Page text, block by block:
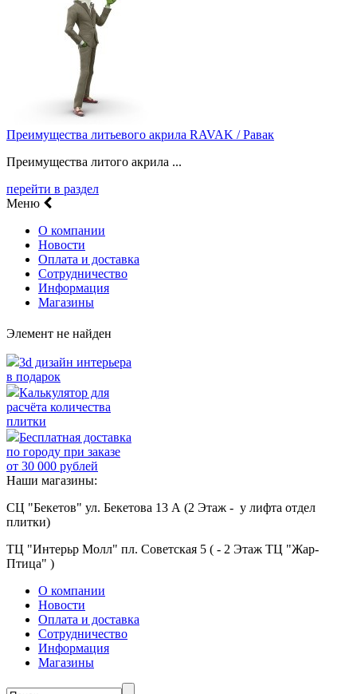
Преимущества литьевого акрила RAVAK / Равак
Преимущества литого акрила ...
перейти в раздел
Меню
О компании
Новости
Оплата и доставка
Сотрудничество
Информация
Магазины
Элемент не найден
3d дизайн интерьера
в подарок
Калькулятор для
расчёта количества
плитки
Бесплатная доставка
по городу при заказе
от 30 000 рублей
Наши магазины:
СЦ "Бекетов" ул. Бекетова 13 А (2 Этаж - у лифта отдел
плитки)
ТЦ "Интерьр Молл" пл. Советская 5 ( - 2 Этаж ТЦ "Жар-
Птица" )
О компании
Новости
Оплата и доставка
Сотрудничество
Информация
Магазины